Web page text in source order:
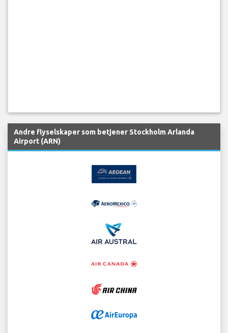
Andre flyselskaper som betjener Stockholm Arlanda
Airport (ARN)